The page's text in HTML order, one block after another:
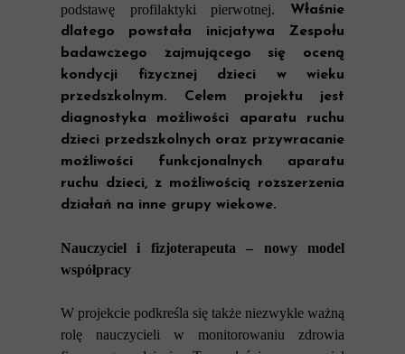
podstawę profilaktyki pierwotnej. Właśnie
dlatego powstała inicjatywa Zespołu
badawczego zajmującego się oceną
kondycji fizycznej dzieci w wieku
przedszkolnym. Celem projektu jest
diagnostyka możliwości aparatu ruchu
dzieci przedszkolnych oraz przywracanie
możliwości funkcjonalnych aparatu
ruchu dzieci, z możliwością rozszerzenia
działań na inne grupy wiekowe.
Nauczyciel i fizjoterapeuta – nowy model
współpracy
W projekcie podkreśla się także niezwykle ważną
rolę nauczycieli w monitorowaniu zdrowia